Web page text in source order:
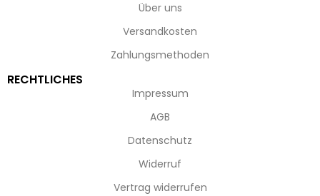
Über uns
Versandkosten
Zahlungsmethoden
RECHTLICHES
Impressum
AGB
Datenschutz
Widerruf
Vertrag widerrufen